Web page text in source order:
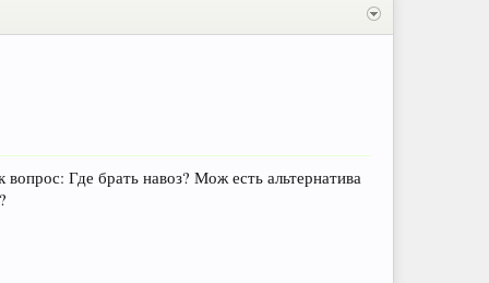
Где брать навоз? Мож есть альтернатива